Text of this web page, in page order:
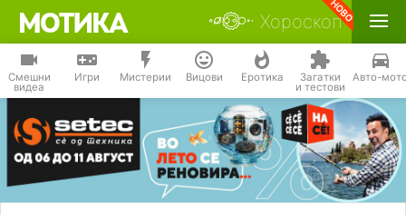
Хороскоп
Смешни
видеа
Игри Мистерии Вицови Еротика Загатки
и тестови
Авто-